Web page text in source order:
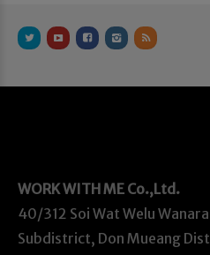
WORK WITH ME Co.,Ltd.
40/312 Soi Wat Welu
Subdistrict, Don Mueang